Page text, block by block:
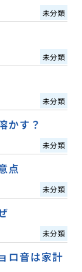
未分類
未分類
未分類
かす？
未分類
点
未分類
未分類
ロ音は家計